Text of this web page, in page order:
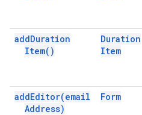
addDuration
Item( )
Duration
Item
addEditor(email
Address)
Form